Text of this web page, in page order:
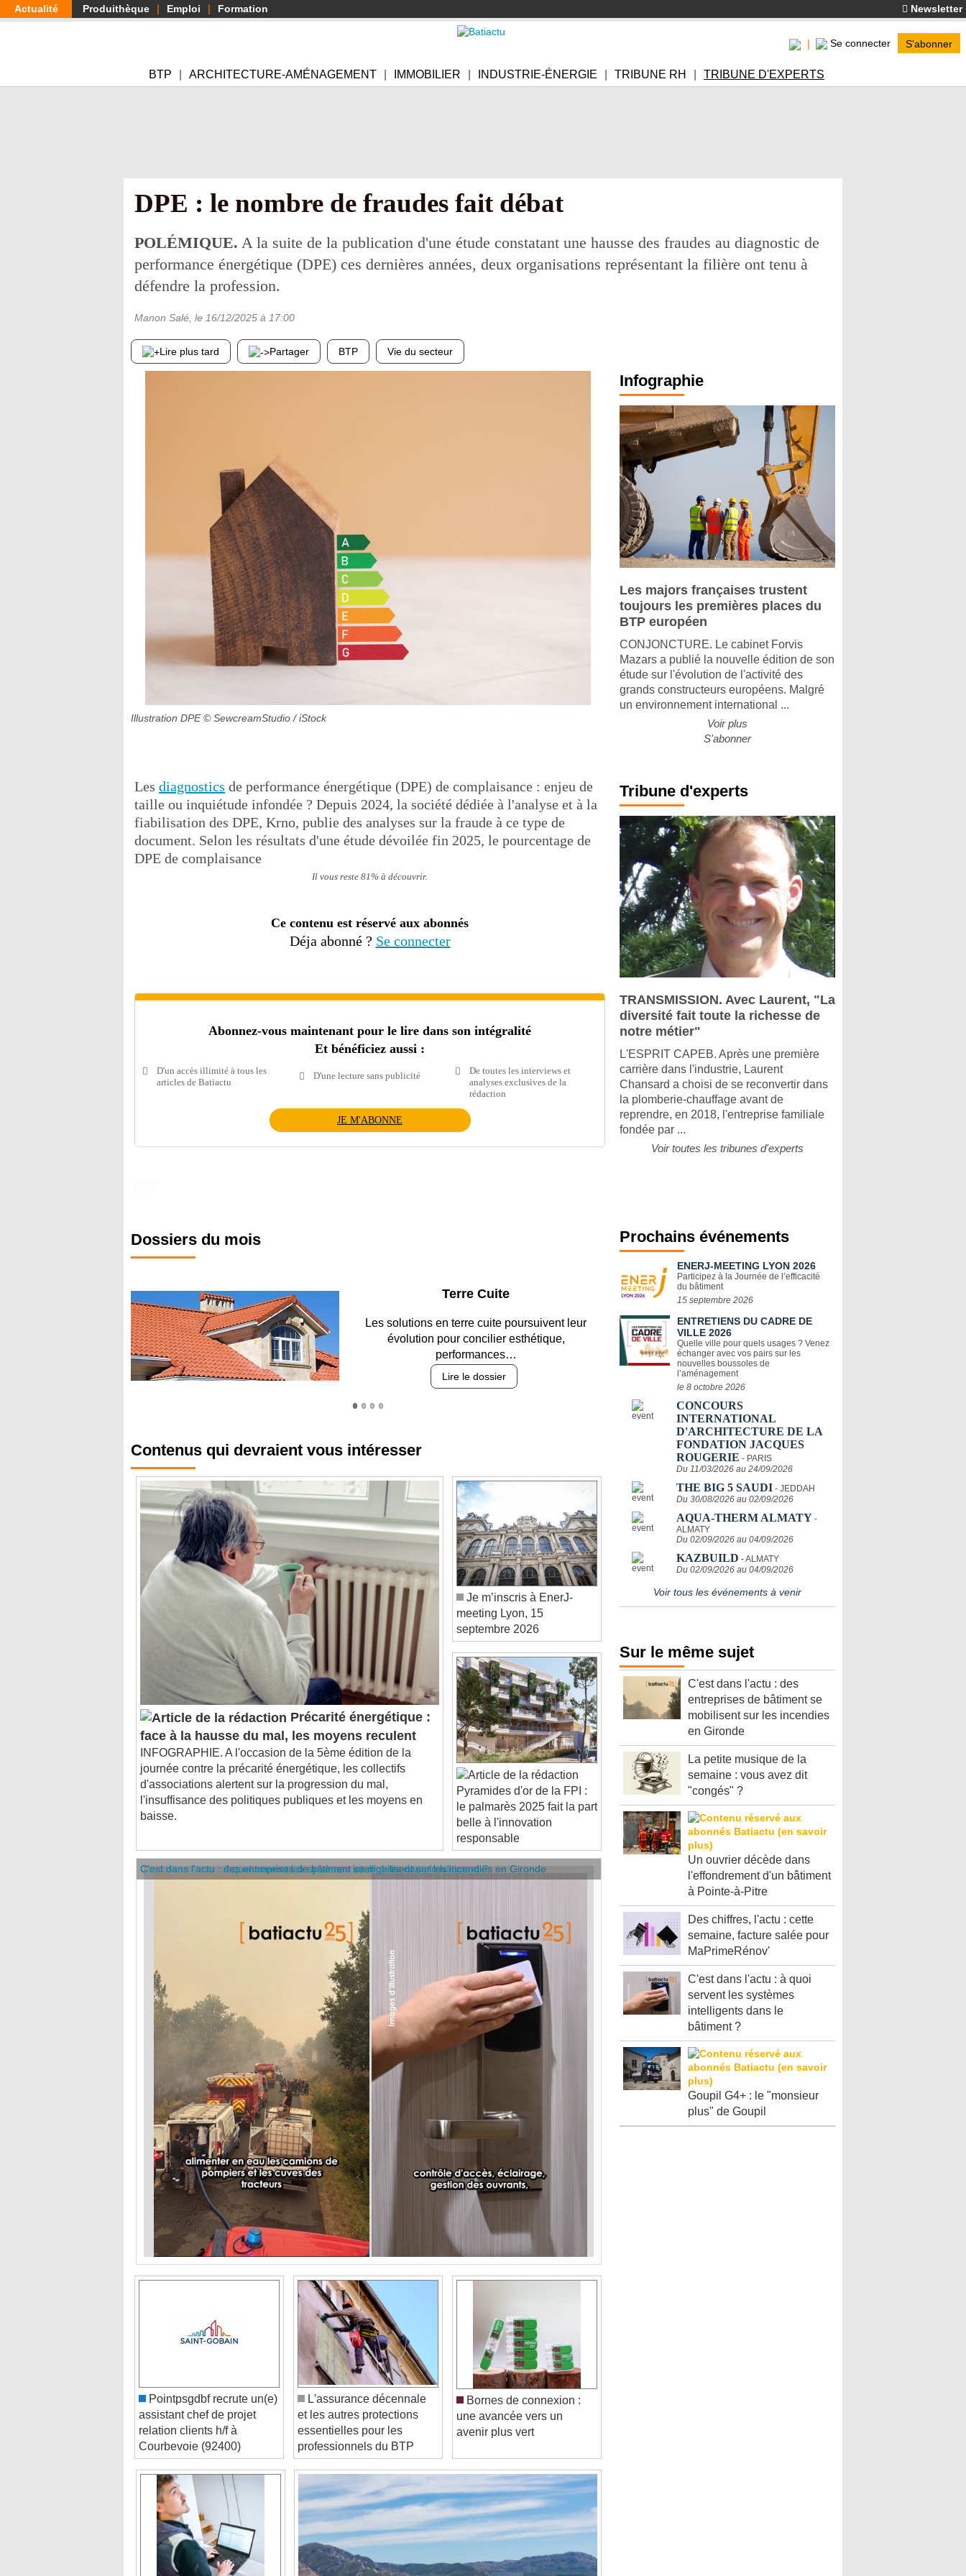
Aller
au
Actualité Produithèque Emploi Formation Newsletter
Se connecter S'abonner
BTP ARCHITECTURE-AMÉNAGEMENT IMMOBILIER INDUSTRIE-ÉNERGIE TRIBUNE RH TRIBUNE D'EXPERTS
DPE : le nombre de fraudes fait débat
POLÉMIQUE. A la suite de la publication d'une étude constatant une hausse des fraudes au diagnostic de
performance énergétique (DPE) ces dernières années, deux organisations représentant la filière ont tenu à
défendre la profession.
Manon Salé , le 16/12/2025 à 17:00
Lire plus tard Partager BTP Vie du secteur
Illustration DPE © SewcreamStudio / iStock
Les diagnostics de performance énergétique (DPE) de complaisance : enjeu de
taille ou inquiétude infondée ? Depuis 2024, la société dédiée à l'analyse et à la
fiabilisation des DPE, Krno, publie des analyses sur la fraude à ce type de
document. Selon les résultats d'une étude dévoilée fin 2025, le pourcentage de
DPE de complaisance
Il vous reste 81% à découvrir.
Ce contenu est réservé aux abonnés
Déja abonné ? Se connecter
Abonnez-vous maintenant pour le lire dans son intégralité
Et bénéficiez aussi :
D'un accès illimité à tous les
articles de Batiactu
D'une lecture sans publicité
De toutes les interviews et
analyses exclusives de la
rédaction
JE M'ABONNE
Dossiers du mois
Parking et garages
Entre circulation, sécurisation des accès, durabilité
des revêtements et intégration…
Lire le dossier
Précarité énergétique :
face à la hausse du mal, les moyens reculent
INFOGRAPHIE. A l'occasion de la 5ème édition de la
journée contre la précarité énergétique, les collectifs
d'associations alertent sur la progression du mal,
l'insuffisance des politiques publiques et les moyens en
baisse.
Je m’inscris à EnerJ-
meeting Lyon, 15
septembre 2026
Pyramides d'or de la FPI :
le palmarès 2025 fait la part
belle à l'innovation
responsable
C'est dans l'actu : des entreprises de bâtiment se mobilisent sur les incendies en Gironde
C'est dans l'actu : à quoi servent les systèmes intelligents dans le bâtiment ?
assistant chef de projet
relation clients h/f à
Courbevoie (92400)
L'assurance décennale
et les autres protections
essentielles pour les
professionnels du BTP
Bornes de connexion :
une avancée vers un
avenir plus vert
Infographie
Les majors françaises trustent
toujours les premières places du
BTP européen
CONJONCTURE. Le cabinet Forvis
Mazars a publié la nouvelle édition de son
étude sur l'évolution de l'activité des
grands constructeurs européens. Malgré
un environnement international ...
Voir plus
S'abonner
Tribune d'experts
TRANSMISSION. Avec Laurent, "La
diversité fait toute la richesse de
notre métier"
L'ESPRIT CAPEB. Après une première
carrière dans l'industrie, Laurent
Chansard a choisi de se reconvertir dans
la plomberie-chauffage avant de
reprendre, en 2018, l'entreprise familiale
fondée par ...
Voir toutes les tribunes d'experts
Prochains événements
ENERJ-MEETING LYON 2026
Participez à la Journée de l’efficacité
du bâtiment
15 septembre 2026
ENTRETIENS DU CADRE DE
VILLE 2026
Quelle ville pour quels usages ? Venez
échanger avec vos pairs sur les
nouvelles boussoles de
l’aménagement
le 8 octobre 2026
CONCOURS
INTERNATIONAL
D'ARCHITECTURE DE LA
FONDATION JACQUES
ROUGERIE - PARIS
Du 11/03/2026 au 24/09/2026
THE BIG 5 SAUDI - JEDDAH
Du 30/08/2026 au 02/09/2026
AQUA-THERM ALMATY -
ALMATY
Du 02/09/2026 au 04/09/2026
KAZBUILD - ALMATY
Du 02/09/2026 au 04/09/2026
Voir tous les événements à venir
Sur le même sujet
C'est dans l'actu : des
entreprises de bâtiment se
mobilisent sur les incendies
en Gironde
La petite musique de la
semaine : vous avez dit
"congés" ?
Un ouvrier décède dans
l'effondrement d'un bâtiment
à Pointe-à-Pitre
Des chiffres, l'actu : cette
semaine, facture salée pour
MaPrimeRénov'
C'est dans l'actu : à quoi
servent les systèmes
intelligents dans le
bâtiment ?
Goupil G4+ : le "monsieur
plus" de Goupil